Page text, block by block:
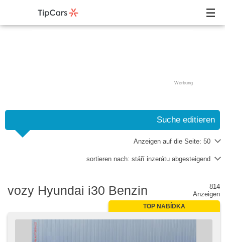
Werbung
Suche editieren
Anzeigen auf die Seite: 50
sortieren nach: stáří inzerátu abgesteigend
vozy Hyundai i30 Benzin
814
Anzeigen
TOP NABÍDKA